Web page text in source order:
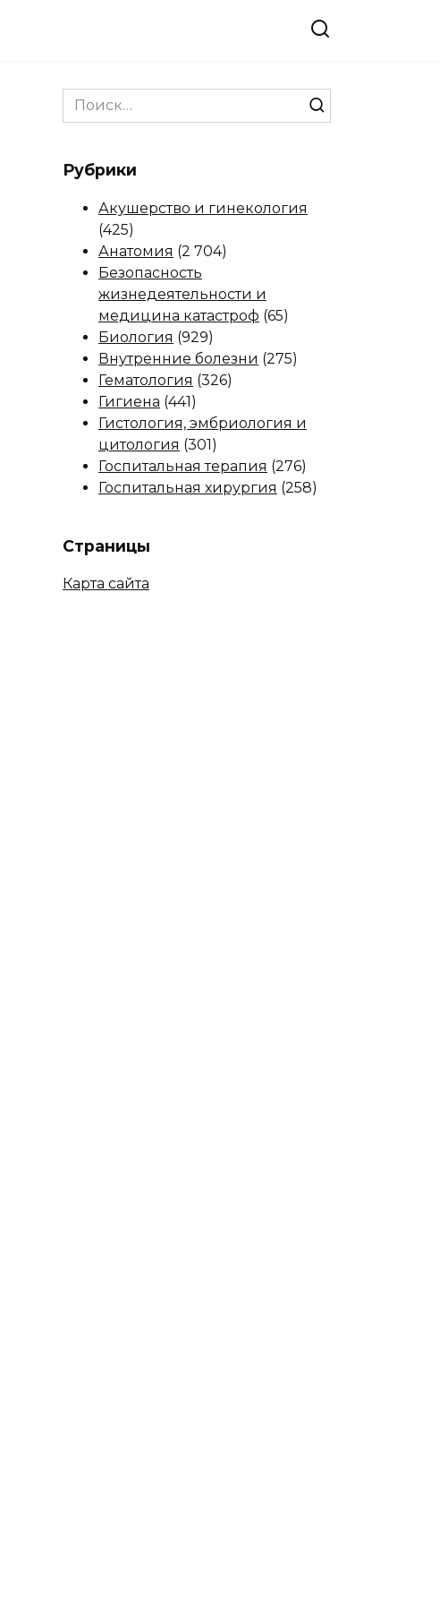
Search
for:
Рубрики
Акушерство и гинекология
(425)
Анатомия (2 704)
Безопасность
жизнедеятельности и
медицина катастроф (65)
Биология (929)
Внутренние болезни (275)
Гематология (326)
Гигиена (441)
Гистология, эмбриология и
цитология (301)
Госпитальная терапия (276)
Госпитальная хирургия (258)
Страницы
Карта сайта